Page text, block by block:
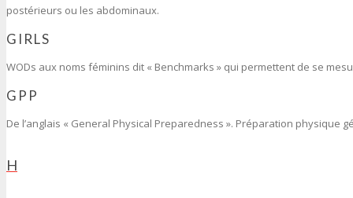
postérieurs ou les abdominaux.
GIRLS
WODs aux noms féminins dit « Benchmarks » qui permettent de se
GPP
De l’anglais « General Physical Preparedness ». Préparation physique
H